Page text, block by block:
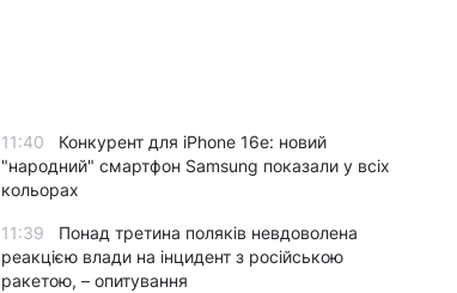
11:40
Конкурент для iPhone 16e: новий
"народний" смартфон Samsung показали у всіх
кольорах
11:39
Понад третина поляків невдоволена
реакцією влади на інцидент з російською
ракетою, – опитування